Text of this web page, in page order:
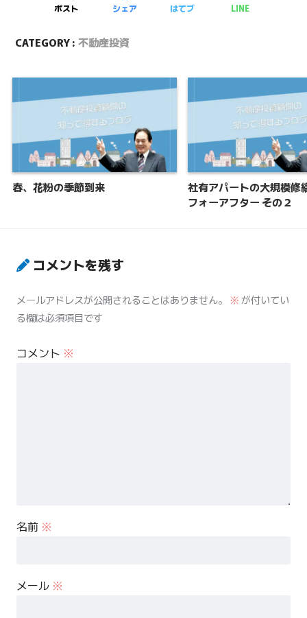
ポスト シェア はてブ LINE
CATEGORY : 不動産投資
春、花粉の季節到来
社有アパートの大規模修
フォーアフター その２
コメントを残す
メールアドレスが公開されることはありません。 ※が付いてい
る欄は必須項目です
コメント ※
名前 ※
メール ※